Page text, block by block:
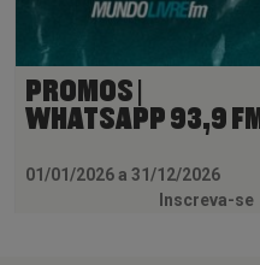
PROMOS |
WHATSAPP 93,9 FM
01/01/2026 a 31/12/2026
Inscreva-se